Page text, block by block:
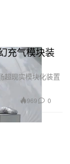
充气模块装
超现实模块化装置
969 0